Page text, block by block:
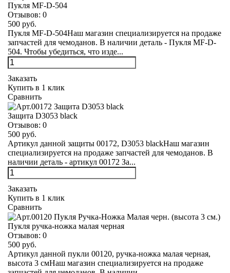
Пукля MF-D-504
Отзывов: 0
500 руб.
Пукля MF-D-504Наш магазин специализируется на продаже
запчастей для чемоданов. В наличии деталь - Пукля MF-D-
504. Чтобы убедиться, что изде...
Заказать
Купить в 1 клик
Сравнить
Защита D3053 black
Отзывов: 0
500 руб.
Артикул данной защиты 00172, D3053 blackНаш магазин
специализируется на продаже запчастей для чемоданов. В
наличии деталь - артикул 00172 За...
Заказать
Купить в 1 клик
Сравнить
Пукля ручка-ножка малая черная
Отзывов: 0
500 руб.
Артикул данной пукли 00120, ручка-ножка малая черная,
высота 3 смНаш магазин специализируется на продаже